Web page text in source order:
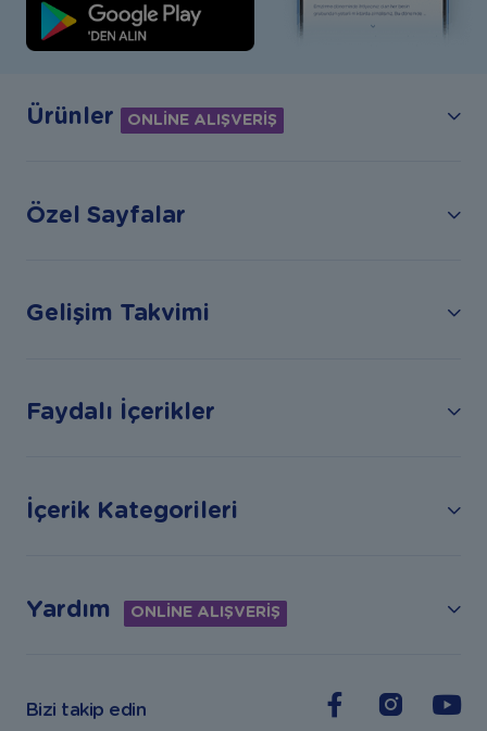
Ürünler ONLİNE ALIŞVERİŞ
Özel Sayfalar
Gelişim Takvimi
Faydalı İçerikler
İçerik Kategorileri
Yardım ONLİNE ALIŞVERİŞ
Bizi takip edin